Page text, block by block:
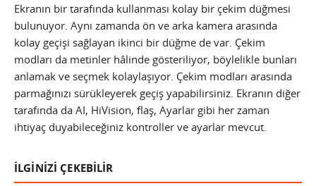
Ekranın bir tarafında kullanması kolay bir çekim düğmesi
bulunuyor. Aynı zamanda ön ve arka kamera arasında
kolay geçişi sağlayan ikinci bir düğme de var. Çekim
modları da metinler hâlinde gösteriliyor, böylelikle bunları
anlamak ve seçmek kolaylaşıyor. Çekim modları arasında
parmağınızı sürükleyerek geçiş yapabilirsiniz. Ekranın diğer
tarafında da AI, HiVision, flaş, Ayarlar gibi her zaman
ihtiyaç duyabileceğiniz kontroller ve ayarlar mevcut.
İLGİNİZİ ÇEKEBİLİR